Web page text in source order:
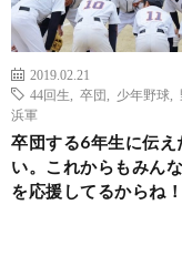
2019.02.21
44回生
卒団 少年野球
浜軍
卒団する6年生に伝え
い。これからもみん
を応援してるからね！